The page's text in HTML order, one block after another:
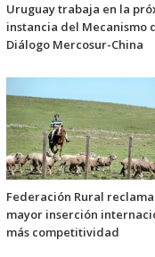
Uruguay trabaja en la
instancia del Mecanismo
Diálogo Mercosur-China
Federación Rural reclama
mayor inserción
más competitividad